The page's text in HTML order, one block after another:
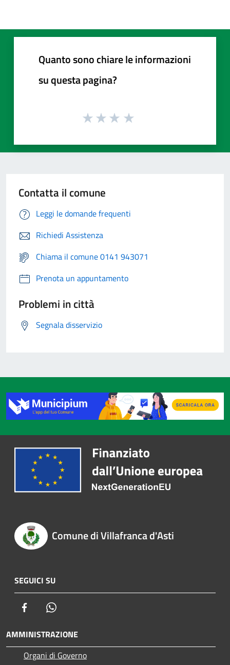
Quanto sono chiare le informazioni
su questa pagina?
Contatta il comune
Leggi le domande frequenti
Richiedi Assistenza
Chiama il comune 0141 943071
Prenota un appuntamento
Problemi in città
Segnala disservizio
Comune di Villafranca d'Asti
SEGUICI SU
Facebook
AMMINISTRAZIONE
Organi di Governo